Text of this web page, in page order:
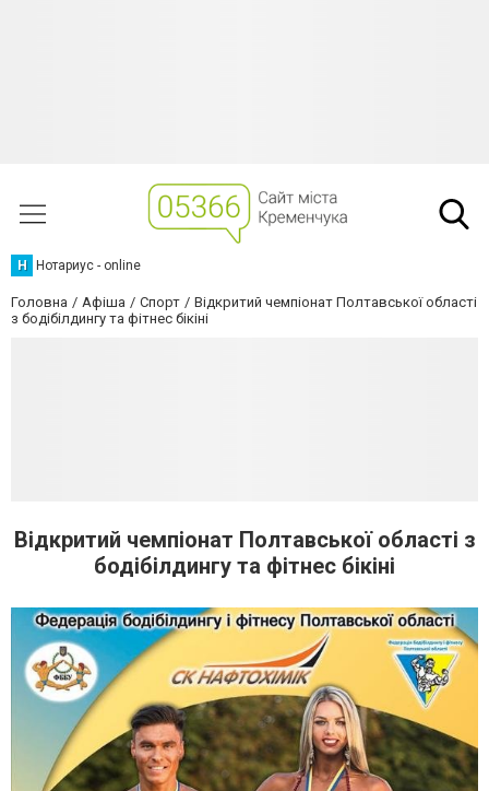
Н Нотариус - online
Головна Афіша Спорт
Відкритий чемпіонат Полтавської області
з бодібілдингу та фітнес бікіні
Відкритий чемпіонат Полтавської області з
бодібілдингу та фітнес бікіні